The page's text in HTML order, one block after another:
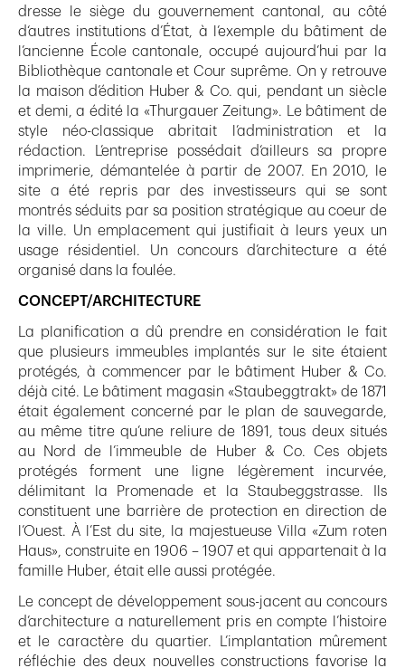
dresse le siège du gouvernement cantonal, au côté
d‘autres institutions d’État, à l’exemple du bâtiment de
l’ancienne École cantonale, occupé aujourd’hui par la
Bibliothèque cantonale et Cour suprême. On y retrouve
la maison d’édition Huber & Co. qui, pendant un siècle
et demi, a édité la «Thurgauer Zeitung». Le bâtiment de
style néo-classique abritait l’administration et la
rédaction. L’entreprise possédait d‘ailleurs sa propre
imprimerie, démantelée à partir de 2007. En 2010, le
site a été repris par des investisseurs qui se sont
montrés séduits par sa position stratégique au coeur de
la ville. Un emplacement qui justifiait à leurs yeux un
usage résidentiel. Un concours d’architecture a été
organisé dans la foulée.
CONCEPT/ARCHITECTURE
La planification a dû prendre en considération le fait
que plusieurs immeubles implantés sur le site étaient
protégés, à commencer par le bâtiment Huber & Co.
déjà cité. Le bâtiment magasin «Staubeggtrakt» de 1871
était également concerné par le plan de sauvegarde,
au même titre qu’une reliure de 1891, tous deux situés
au Nord de l’immeuble de Huber & Co. Ces objets
protégés forment une ligne légèrement incurvée,
délimitant la Promenade et la Staubeggstrasse. Ils
constituent une barrière de protection en direction de
l’Ouest. À l’Est du site, la majestueuse Villa «Zum roten
Haus», construite en 1906 – 1907 et qui appartenait à la
famille Huber, était elle aussi protégée.
Le concept de développement sous-jacent au concours
d’architecture a naturellement pris en compte l’histoire
et le caractère du quartier. L’implantation mûrement
réfléchie des deux nouvelles constructions favorise la